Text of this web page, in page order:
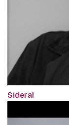
Sideral